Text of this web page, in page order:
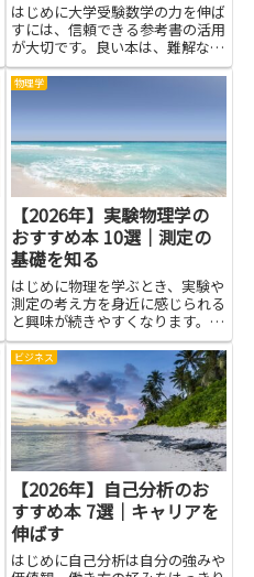
はじめに大学受験数学の力を伸ば
すには、信頼できる参考書の活用
が大切です。良い本は、難解な公
式の意味を分かりやすく結びつ
け、解法の考え方を体系的に示し
自分の言葉で整理し直す手助けと
が...
物理学
【2026年】実験物理学の
おすすめ本 10選｜測定の
基礎を知る
はじめに物理を学ぶとき、実験や
測定の考え方を身近に感じられる
と興味が続きやすくなります。実
験物理学の本を通じて、測定の基
礎を知ることはデータを読み解く
力を育み、観察の精度を高める第
一歩になります。道具の使い方や
基本的な実験の流れを、難しく
な...
ビジネス
【2026年】自己分析のお
すすめ本 7選｜キャリアを
伸ばす
はじめに自己分析は自分の強みや